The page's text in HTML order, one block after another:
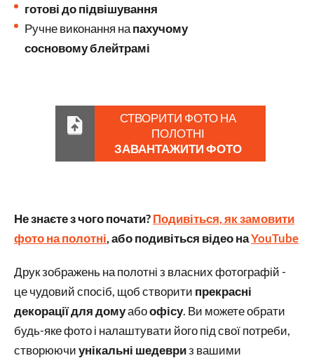
готові до підвішування
Ручне виконання напахучому
сосновому блейтрамі
СТВОРИТИ ФОТО НА
ПОЛОТНІ
ЗАВАНТАЖИТИ ФОТО
Не знаєте з чого почати?Подивіться, як замовити
фото на полотні, або подивіться відео наYouTube
Друк зображень на полотні з власних фотографій -
це чудовий спосіб, щоб створити прекрасні
декорації для домуабоофісу. Ви можете обрати
будь-яке фото і налаштувати його під свої потреби,
створюючиунікальні шедевриз вашими